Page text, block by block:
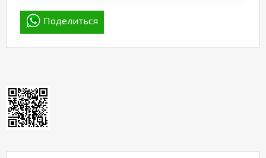
Поделиться